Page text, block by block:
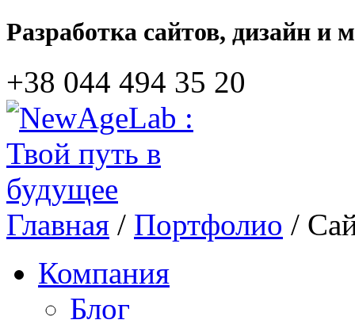
Разработка сайтов, дизайн и
+38 044‎ 494 35 20
Главная / Портфолио /
Компания
Блог